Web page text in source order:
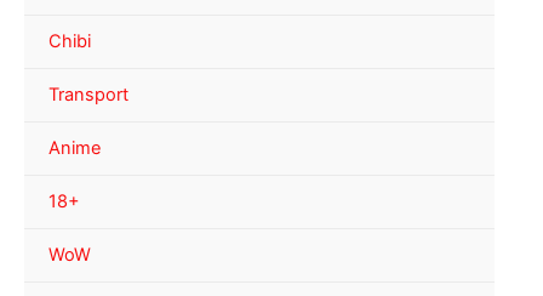
Chibi
Transport
Anime
18+
WoW